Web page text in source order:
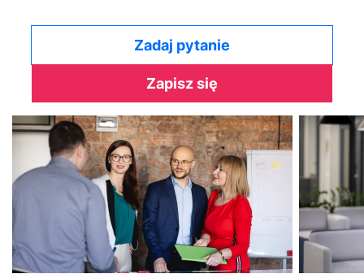
Zadaj pytanie
Zapisz się